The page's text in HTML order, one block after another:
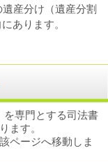
産分け（遺産分割
あります。
を専門とする司法書
ます。
ページへ移動しま